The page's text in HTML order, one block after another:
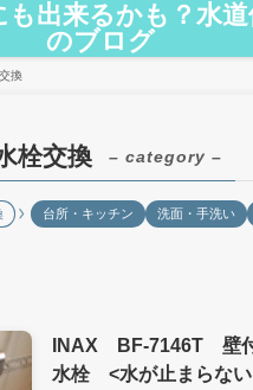
も出来るかも？水道
のブログ
換
栓交換 – category –
台所・キッチン 洗面・手洗い
INAX BF-7146T 壁付
水栓 <水が止まらな